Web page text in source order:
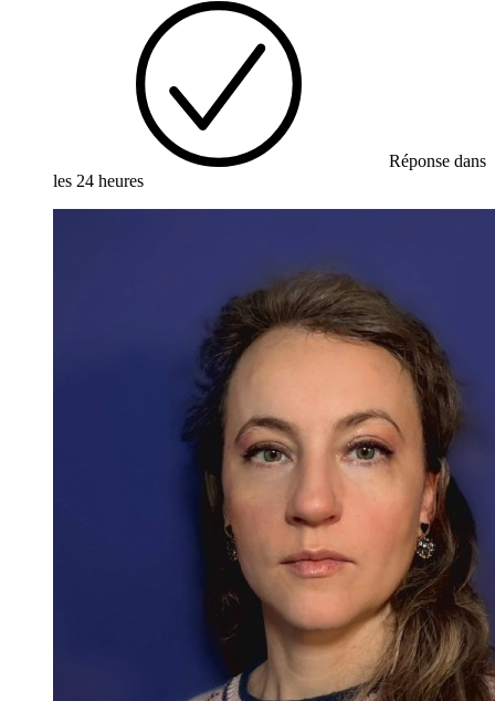
Réponse dans
les 24 heures